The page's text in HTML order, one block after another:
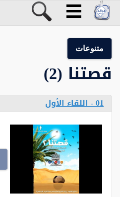
متنوعات
قصتنا (2)
01 - اللقاء الأول